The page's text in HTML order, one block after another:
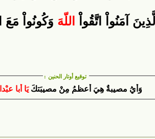
آمَنُواْ اتَّقُواْ اللّهَ وَكُونُواْ مَعَ
توقيع أوتار الحنين :
وَأيُ مصيبةٌ هِيَ أعظمُ مِنْ مصيبَتكَيَا أبا